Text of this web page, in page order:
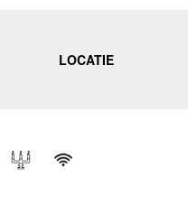
LOCATIE